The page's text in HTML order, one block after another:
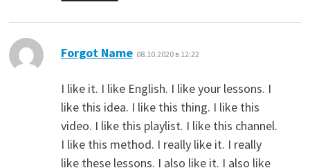
Forgot Name: 08.10.2020 в 12:22
I like it. I like English. I like your lessons. I
like this idea. I like this thing. I like this
video. I like this playlist. I like this channel.
I like this method. I really like it. I really
like these lessons. I also like it. I also like